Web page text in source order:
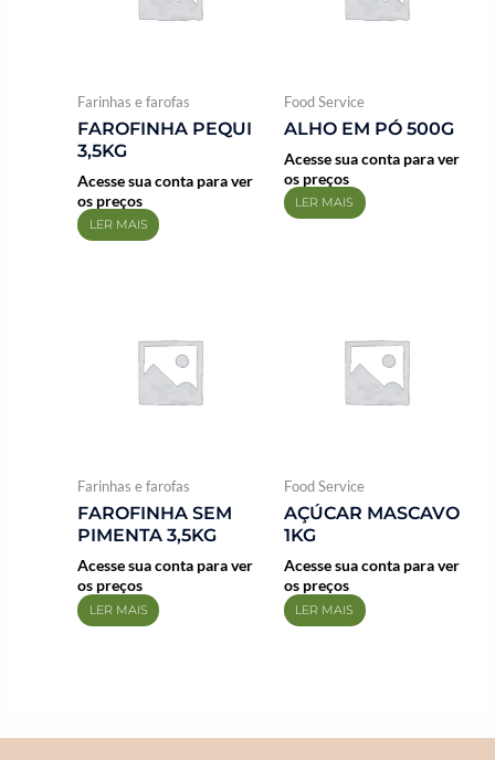
Farinhas e farofas
FAROFINHA PEQUI
3,5KG
Acesse sua conta para ver
os preços
LER MAIS
Food Service
ALHO EM PÓ 500G
Acesse sua conta para ver
os preços
LER MAIS
Farinhas e farofas
FAROFINHA SEM
PIMENTA 3,5KG
Acesse sua conta para ver
os preços
LER MAIS
Food Service
AÇÚCAR MASCAVO
1KG
Acesse sua conta para ver
os preços
LER MAIS